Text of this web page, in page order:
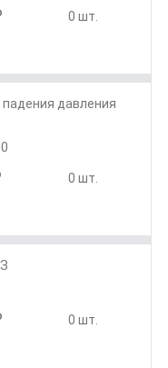
0 шт.
давления
0 шт.
0 шт.